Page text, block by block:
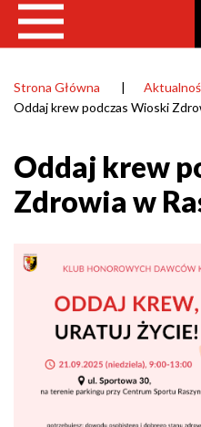
Ścieżka
Strona Główna
Oddaj krew podczas Wioski
Oddaj krew
Zdrowia w